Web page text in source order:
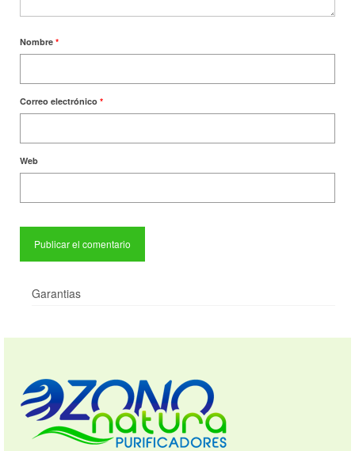
Nombre *
Correo electrónico *
Web
Garantias